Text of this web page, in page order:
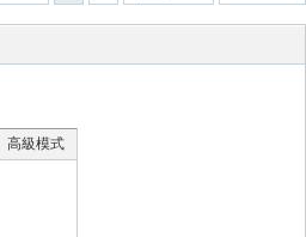
高級模式